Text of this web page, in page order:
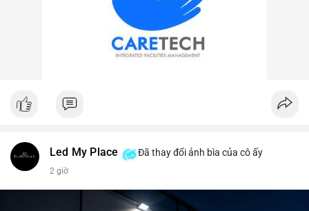
Led My Place Đã thay đổi ảnh bìa của cô ấy
2 giờ